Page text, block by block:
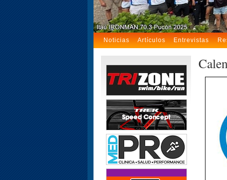
Noticias Artículos Entrevistas